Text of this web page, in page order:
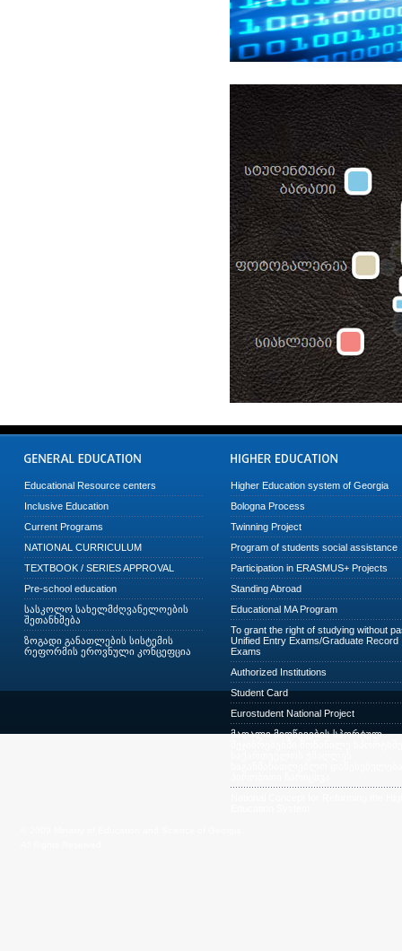
Educational Resource centers
Inclusive Education
Current Programs
NATIONAL CURRICULUM
TEXTBOOK / SERIES APPROVAL
Pre-school education
სასკოლო სახელმძღვანელოების
შეთანხმება
ზოგადი განათლების სისტემის
რეფორმის ეროვნული კონცეფცია
Higher Education system of Georgia
Bologna Process
Twinning Project
Program of students social assistance
Participation in ERASMUS+ Projects
Standing Abroad
Educational MA Program
To grant the right of studying without
Unified Entry Exams/Graduate Record
Exams
Authorized Institutions
Student Card
Eurostudent National Project
მაღალი მიღწევების სპორტულ